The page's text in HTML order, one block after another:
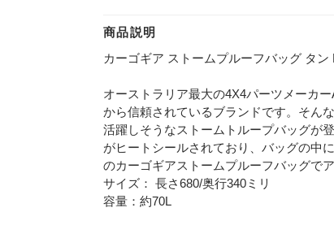
商品説明
カーゴギア ストームプルーフバッグ タン
オーストラリア最大の4X4パーツメーカ
から信頼されているブランドです。そん
活躍しそうなストームトループバッグが
がヒートシールされており、バッグの中
のカーゴギアストームプルーフバッグで
サイズ： 長さ680/奥行340ミリ
容量：約70L